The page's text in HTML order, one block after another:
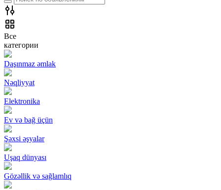
Все
категории
Daşınmaz əmlak
Nəqliyyat
Elektronika
Ev və bağ üçün
Şəxsi əşyalar
Uşaq dünyası
Gözəllik və sağlamlıq